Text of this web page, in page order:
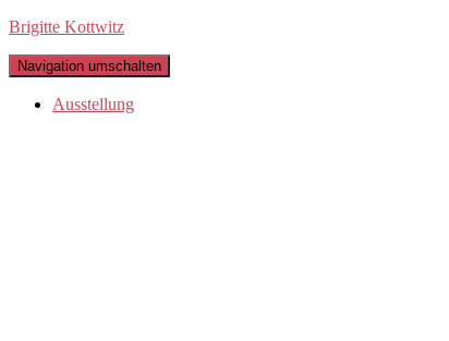
Brigitte Kottwitz
Navigation umschalten
Ausstellung